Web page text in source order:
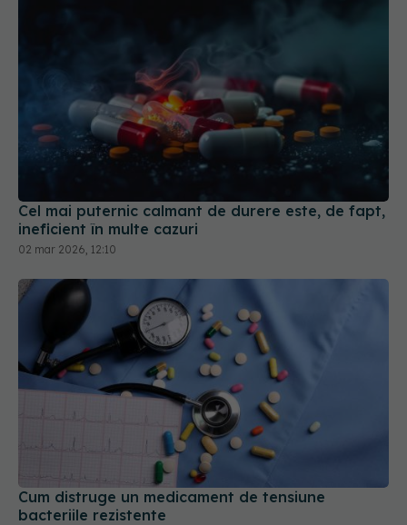
Cel mai puternic calmant de durere este, de fapt,
ineficient în multe cazuri
02 mar 2026, 12:10
Cum distruge un medicament de tensiune
bacteriile rezistente